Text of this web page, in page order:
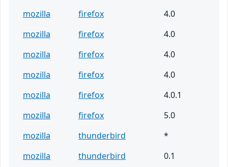
mozilla
firefox
4.0
mozilla
firefox
4.0
mozilla
firefox
4.0
mozilla
firefox
4.0
mozilla
firefox
4.0.1
mozilla
firefox
5.0
mozilla
thunderbird
*
mozilla
thunderbird
0.1